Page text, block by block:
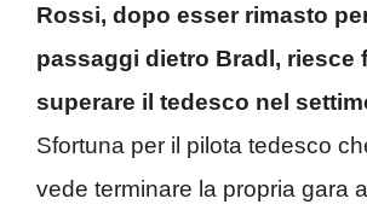
Rossi, dopo esser rimasto
passaggi dietro Bradl, riesce
superare il tedesco nel
Sfortuna per il pilota tedesco
vede terminare la propria gara